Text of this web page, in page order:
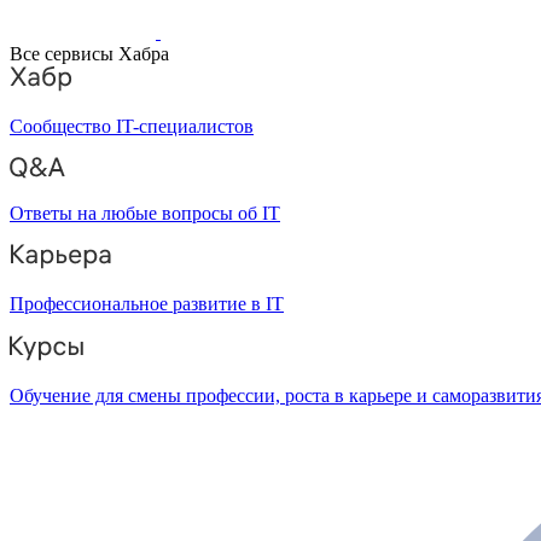
Все сервисы Хабра
Сообщество IT-специалистов
Ответы на любые вопросы об IT
Профессиональное развитие в IT
Обучение для смены профессии, роста в карьере и